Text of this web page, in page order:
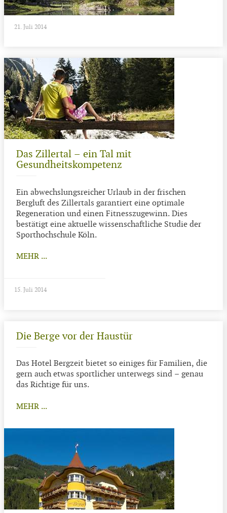
21. Juli 2014
Das Zillertal – ein Tal mit
Gesundheitskompetenz
Ein abwechslungsreicher Urlaub in der frischen
Bergluft des Zillertals garantiert eine optimale
Regeneration und einen Fitnesszugewinn. Dies
bestätigt eine aktuelle wissenschaftliche Studie der
Sporthochschule Köln.
MEHR ...
15. Juli 2014
Die Berge vor der Haustür
Das Hotel Bergzeit bietet so einiges für Familien, die
gern auch etwas sportlicher unterwegs sind – genau
das Richtige für uns.
MEHR ...